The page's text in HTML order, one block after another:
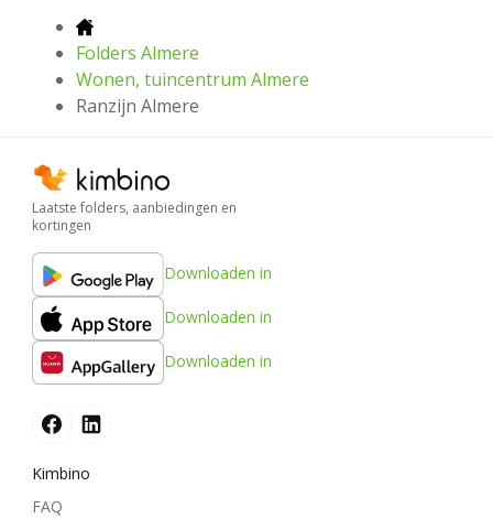
Folders Almere
Wonen, tuincentrum Almere
Ranzijn Almere
Laatste folders, aanbiedingen en
kortingen
Downloaden in
Downloaden in
Downloaden in
Kimbino
FAQ